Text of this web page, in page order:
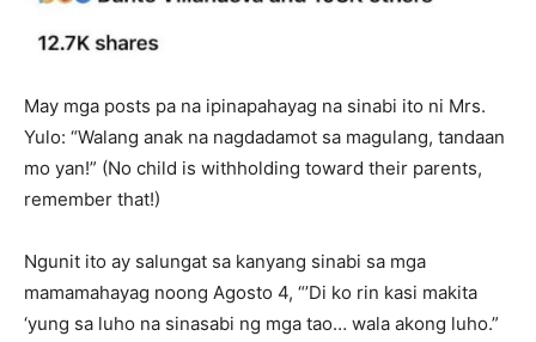
May mga posts pa na ipinapahayag na sinabi ito ni Mrs.
Yulo: “Walang anak na nagdadamot sa magulang, tandaan
mo yan!” (No child is withholding toward their parents,
remember that!)
Ngunit ito ay salungat sa kanyang sinabi sa mga
mamamahayag noong Agosto 4, “’Di ko rin kasi makita
‘yung sa luho na sinasabi ng mga tao… wala akong luho.”